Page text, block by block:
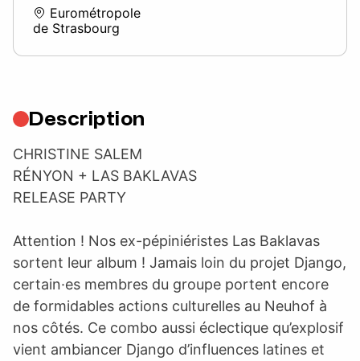
Eurométropole
de Strasbourg
Description
CHRISTINE SALEM
RÉNYON + LAS BAKLAVAS
RELEASE PARTY
Attention ! Nos ex-pépiniéristes Las Baklavas
sortent leur album ! Jamais loin du projet Django,
certain·es membres du groupe portent encore
de formidables actions culturelles au Neuhof à
nos côtés. Ce combo aussi éclectique qu’explosif
vient ambiancer Django d’influences latines et